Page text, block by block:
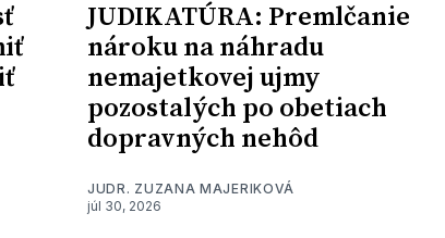
JUDIKATÚRA: Premlčanie
nároku na náhradu
nemajetkovej ujmy
pozostalých po obetiach
dopravných nehôd
JUDR. ZUZANA MAJERIKOVÁ
júl 30, 2026